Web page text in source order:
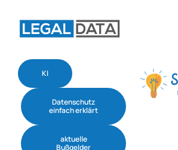
Home
Services
KI
Datenschutz
einfach erklärt
aktuelle
Bußgelder